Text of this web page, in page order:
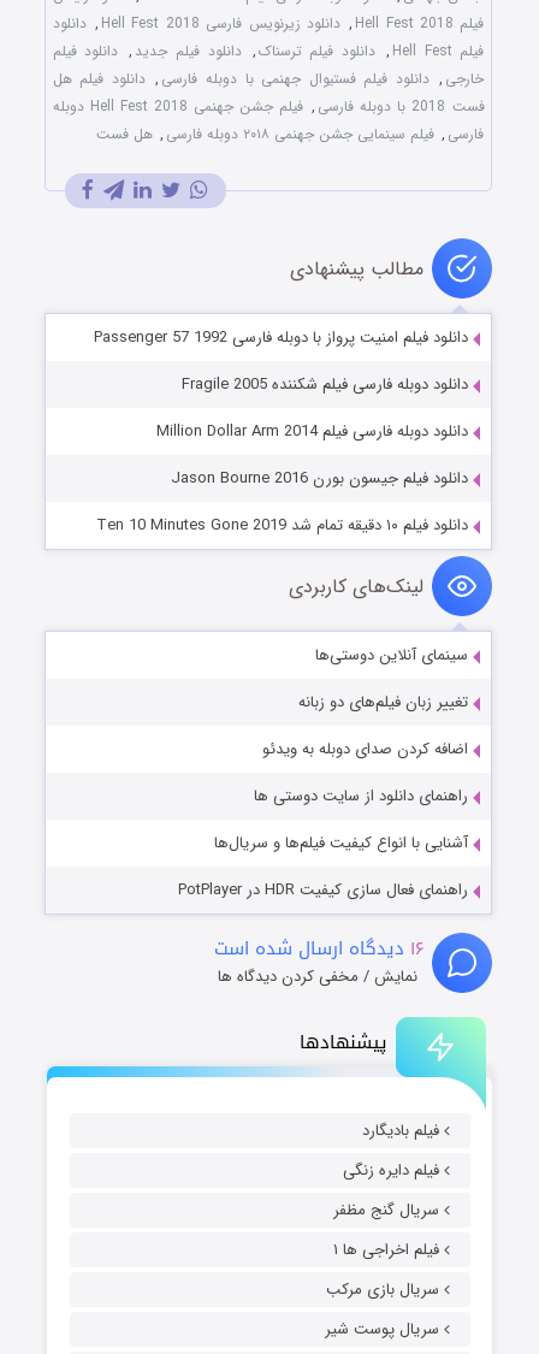
پیشنهادها
فیلم بادیگارد
فیلم دایره زنگی
سریال گنج مظفر
فیلم اخراجی ها ۱
سریال بازی مرکب
سریال پوست شیر
فیلم Hell Fest 2018
, دانلود زیرنویس فارسی Hell Fest 2018 , دانلود
فیلم Hell Fest
, دانلود فیلم ترسناک, دانلود فیلم جدید , دانلود فیلم
خارجی , دانلود فیلم فستیوال جهنمی با دوبله فارسی , دانلود فیلم هل
فست 2018 با دوبله فارسی
,
فیلم جشن جهنمی Hell Fest 2018 دوبله
فارسی , فیلم سینمایی جشن جهنمی ۲۰۱۸ دوبله فارسی , هل فست
مطالب پیشنهادی
دانلود فیلم امنیت پرواز با دوبله فارسی Passenger 57 1992
دانلود دوبله فارسی فیلم شکننده Fragile 2005
دانلود دوبله فارسی فیلم Million Dollar Arm 2014
دانلود فیلم جیسون بورن Jason Bourne 2016
دانلود فیلم ۱۰ دقیقه تمام شد Ten 10 Minutes Gone 2019
لینک‌های کاربردی
سینمای آنلاین دوستی‌ها
تغییر زبان فیلم‌های دو زبانه
اضافه کردن صدای دوبله به ویدئو
راهنمای دانلود از سایت دوستی ها
آشنایی با انواع کیفیت فیلم‌ها و سریال‌ها
راهنمای فعال سازی کیفیت HDR در PotPlayer
۱۶ دیدگاه ارسال شده است
نمایش / مخفی کردن دیدگاه ها